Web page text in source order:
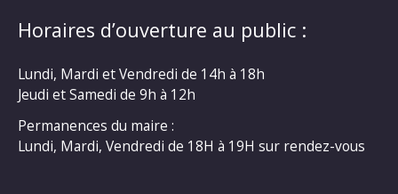
Horaires d’ouverture au public :
Lundi, Mardi et Vendredi de 14h à 18h
Jeudi et Samedi de 9h à 12h
Permanences du maire :
Lundi, Mardi, Vendredi de 18H à 19H sur rendez-vous